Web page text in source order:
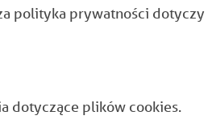
polityka prywatności dotyczy
dotyczące plików cookies.